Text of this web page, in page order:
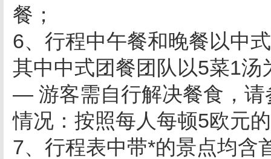
餐；
6、行程中午餐和晚餐以中
其中中式团餐团队以5菜1汤
— 游客需自行解决餐食，请
情况：按照每人每顿5欧元
7、行程表中带*的景点均含